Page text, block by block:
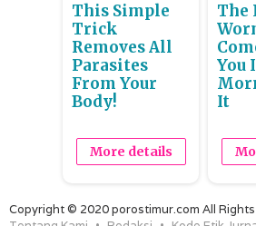
This Simple
Trick
Removes All
Parasites
From Your
Body!
More details
The
You
It
Copyright © 2020 porostimur.com All